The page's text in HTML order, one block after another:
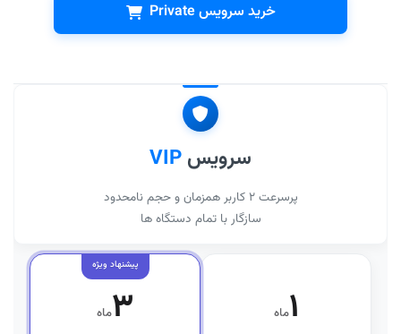
خرید سرویس Private
سرویس VIP
پرسرعت ۲ کاربر همزمان و حجم نامحدود
سازگار با تمام دستگاه ها
۱ماه ۳ماه